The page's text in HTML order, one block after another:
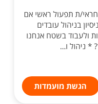
ת תפעול ראשי אם
בניהול עובדים
ולעבוד בשטח אנחנו
ניהול ו...
הגשת מועמדות